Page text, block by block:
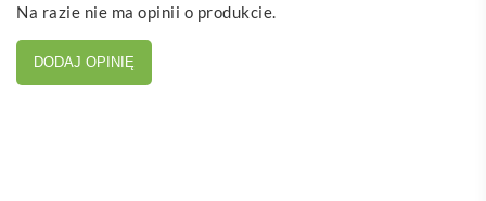
Na razie nie ma opinii o produkcie.
DODAJ OPINIĘ